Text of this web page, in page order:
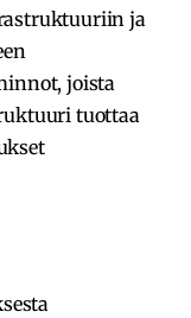
ja
joista
tuottaa